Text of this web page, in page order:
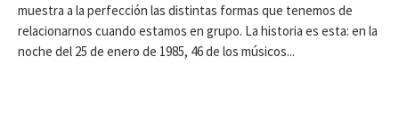
muestra a la perfección las distintas formas que tenemos de
relacionarnos cuando estamos en grupo. La historia es esta: en la
noche del 25 de enero de 1985, 46 de los músicos...